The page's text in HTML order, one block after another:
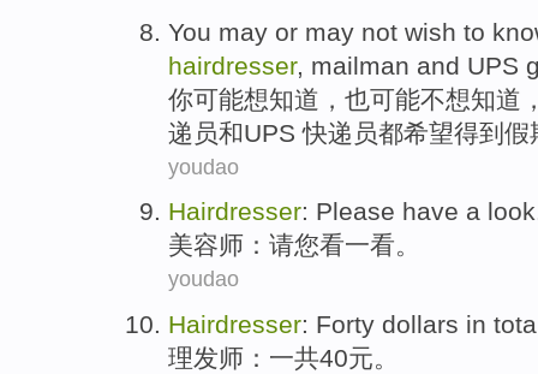
You may or may not wish to
hairdresser, mailman and UPS
你可能想知道 ，也可能不想知道
递员和UPS 快递员都希望得到假
youdao
Hairdresser: Please have a look
美容师 ： 请您看一看。
youdao
Hairdresser: Forty dollars in
理发师 ： 一共40元。